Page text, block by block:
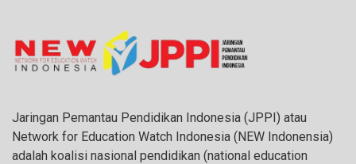
Jaringan Pemantau Pendidikan Indonesia (JPPI) atau
Network for Education Watch Indonesia (NEW Indonensia)
adalah koalisi nasional pendidikan (national education